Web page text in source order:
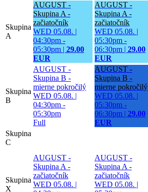
Skupina
A
AUGUST -
Skupina A -
začiatočník
WED 05.08. |
04:30pm -
05:30pm | 29.00
EUR
AUGUST -
Skupina A -
začiatočník
WED 05.08. |
05:30pm -
06:30pm | 29.00
EUR
Skupina
B
AUGUST -
Skupina B -
mierne pokročilý
WED 05.08. |
04:30pm -
05:30pm
Full
AUGUST -
Skupina B -
mierne pokročilý
WED 05.08. |
05:30pm -
06:30pm | 29.00
EUR
Skupina
C
Skupina
X
AUGUST -
Skupina A -
začiatočník
WED 05.08. |
AUGUST -
Skupina A -
začiatočník
WED 05.08. |